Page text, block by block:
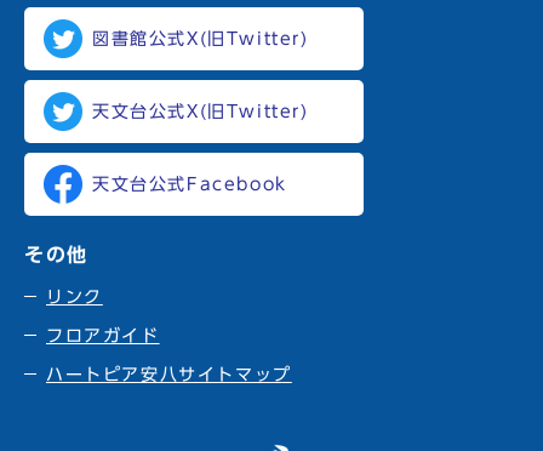
図書館公式X(旧Twitter)
天文台公式X(旧Twitter)
天文台公式Facebook
その他
リンク
フロアガイド
ハートピア安八サイトマップ